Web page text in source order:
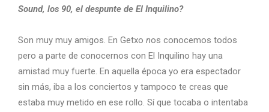
Sound, los 90, el despunte de El Inquilino?
Son muy muy amigos. En Getxo nos conocemos todos
pero a parte de conocernos con El Inquilino hay una
amistad muy fuerte. En aquella época yo era espectador
sin más, iba a los conciertos y tampoco te creas que
estaba muy metido en ese rollo. Sí que tocaba o intentaba